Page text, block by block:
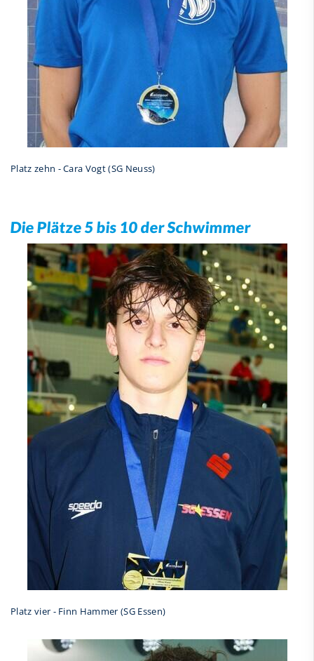
Platz zehn - Cara Vogt (SG Neuss)
Die Plätze 5 bis 10 der Schwimmer
Platz vier - Finn Hammer (SG Essen)